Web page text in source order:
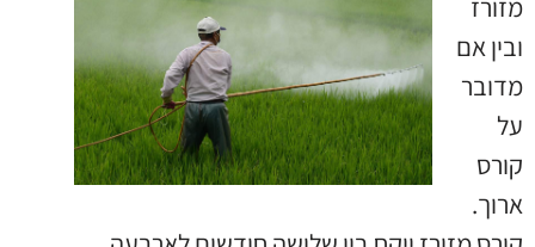
מזורז
ובין אם
מדובר
על
קורס
ארוך.